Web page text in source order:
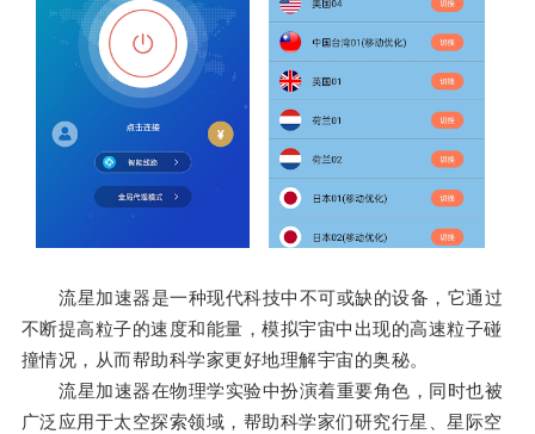
流星加速器是一种现代科技中不可或缺的设备，它通过
不断提高粒子的速度和能量，模拟宇宙中出现的高速粒子碰
撞情况，从而帮助科学家更好地理解宇宙的奥秘。
流星加速器在物理学实验中扮演着重要角色，同时也被
广泛应用于太空探索领域，帮助科学家们研究行星、星际空